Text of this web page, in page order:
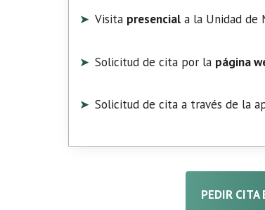
Visita presencial a la Unidad de
Solicitud de cita por la página
Solicitud de cita a través de la
PEDIR CITA